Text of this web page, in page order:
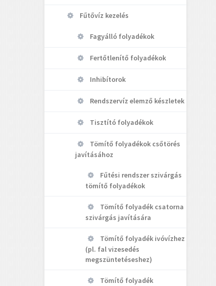
Fűtővíz kezelés
Fagyálló folyadékok
Fertőtlenítő folyadékok
Inhibítorok
Rendszervíz elemző készletek
Tisztító folyadékok
Tömítő folyadékok csőtörés
javításához
Fűtési rendszer szivárgás
tömítő folyadékok
Tömítő folyadék csatorna
szivárgás javítására
Tömítő folyadék ivóvízhez
(pl. fal vizesedés
megszüntetéseshez)
Tömítő folyadék